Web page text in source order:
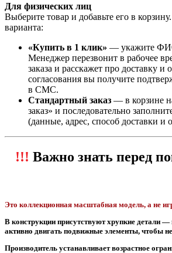
Для физических лиц
Выберите товар и добавьте его в
варианта:
«Купить в 1 клик» — укажите
Менеджер перезвонит в рабочее
заказа и расскажет про доставку и
согласования вы получите
в СМС.
Стандартный заказ — в корзине
заказ» и последовательно
(данные, адрес, способ доставки и
!!! Важно знать перед
Это коллекционная масштабная модель, а не
В конструкции присутствуют хрупкие детали —
активно двигать подвижные элементы, чтобы
Производитель устанавливает возрастное